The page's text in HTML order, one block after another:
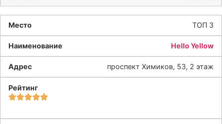
ТОП 3
Hello Yellow
проспект Химиков, 53, 2 этаж